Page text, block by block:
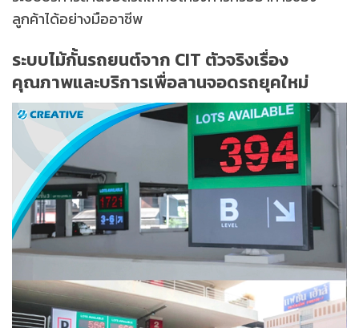
ลูกค้าได้อย่างมืออาชีพ
ระบบไม้กั้นรถยนต์จาก CIT ตัวจริงเรื่อง
คุณภาพและบริการเพื่อลานจอดรถยุคใหม่